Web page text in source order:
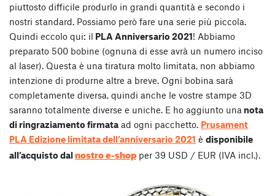
piuttosto difficile produrlo in grandi quantità e secondo i
nostri standard. Possiamo però fare una serie più piccola.
Quindi eccolo qui: il PLA Anniversario 2021! Abbiamo
preparato 500 bobine (ognuna di esse avrà un numero inciso
al laser). Questa è una tiratura molto limitata, non abbiamo
intenzione di produrne altre a breve. Ogni bobina sarà
completamente diversa, quindi anche le vostre stampe 3D
saranno totalmente diverse e uniche. E ho aggiunto una nota
di ringraziamento firmata ad ogni pacchetto. Prusament
PLA Edizione limitata dell’anniversario 2021 è disponibile
all’acquisto dalnostro e-shop per 39 USD / EUR (IVA incl.).